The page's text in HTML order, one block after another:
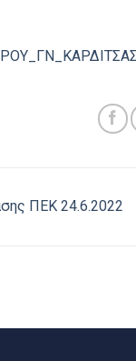
ΠΕΚ 24.6.2022